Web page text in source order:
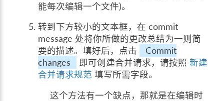
能每次编辑一个文件)。
转到下方较小的文本框，在 commit
message 处将你所做的更改总结为一则简
要的描述。填好后，点击
Commit
changes
即可创建合并请求，请按照新建
合并请求规范 填写所需字段。
这个方法有一个缺点，那就是在编辑时